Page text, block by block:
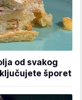
od svakog
šporet